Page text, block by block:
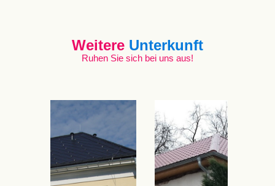
Weitere Unterkunft
Ruhen Sie sich bei uns aus!